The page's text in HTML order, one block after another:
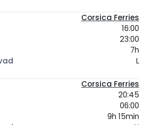
Corsica Ferries
16:00
23:00
7h
L
Corsica Ferries
20:45
06:00
9h 15min